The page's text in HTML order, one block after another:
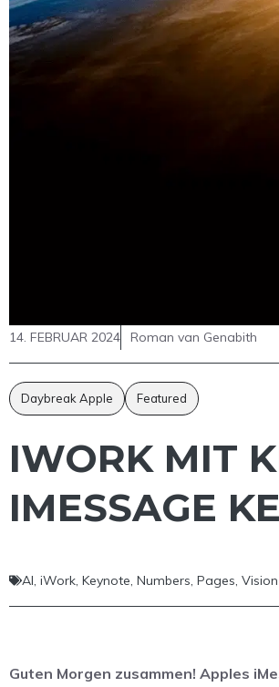
14. FEBRUAR 2024 Roman van Genabith
Daybreak Apple Featured
IWORK MIT
IMESSAGE
AI iWork Keynote Numbers Pages
Guten Morgen zusammen! Apples